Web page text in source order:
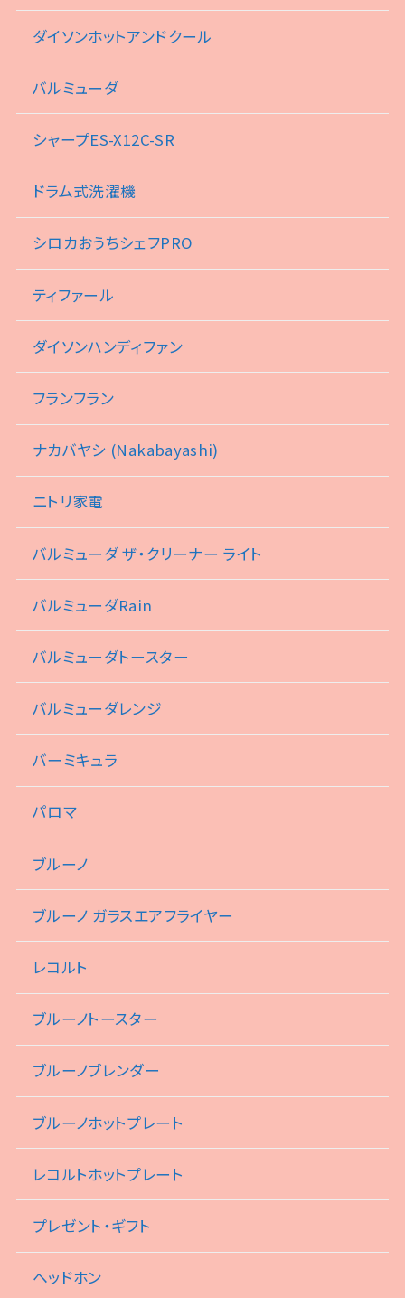
ダイソンホットアンドクール
バルミューダ
シャープES-X12C-SR
ドラム式洗濯機
シロカおうちシェフPRO
ティファール
ダイソンハンディファン
フランフラン
ナカバヤシ (Nakabayashi)
ニトリ家電
バルミューダ ザ・クリーナー ライト
バルミューダRain
バルミューダトースター
バルミューダレンジ
バーミキュラ
パロマ
ブルーノ
ブルーノ ガラスエアフライヤー
レコルト
ブルーノトースター
ブルーノブレンダー
ブルーノホットプレート
レコルトホットプレート
プレゼント・ギフト
ヘッドホン